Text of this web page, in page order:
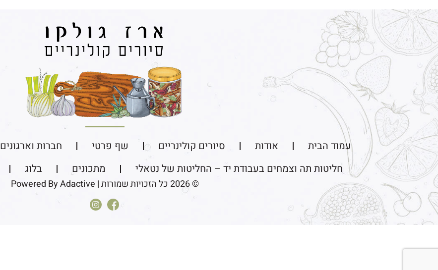
עמוד הבית אודות סיורים קולינריים​ שף פרטי חברות וארגונים
חליטות תה וצמחים בעבודת יד – החליטות של נטאלי
מתכונים בלוג
© 2026 כל הזכויות שמורות | Powered By Adactive